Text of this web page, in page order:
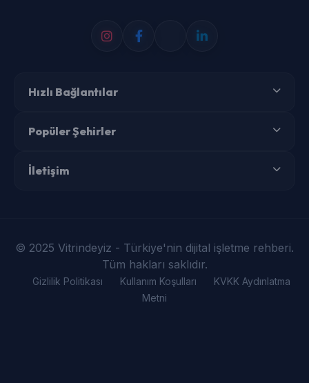
Hızlı Bağlantılar
Popüler Şehirler
İletişim
© 2025 Vitrindeyiz - Türkiye'nin dijital işletme rehberi.
Tüm hakları saklıdır.
Gizlilik Politikası Kullanım Koşulları
KVKK Aydınlatma
Metni